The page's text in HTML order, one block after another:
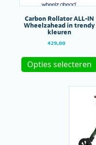
Carbon Rollator ALL-IN
Wheelzahead in trendy
kleuren
429,00
Opties selecteren